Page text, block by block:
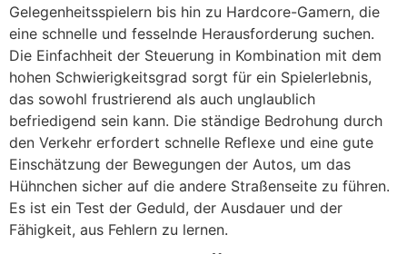
Gelegenheitsspielern bis hin zu Hardcore-Gamern, die
eine schnelle und fesselnde Herausforderung suchen.
Die Einfachheit der Steuerung in Kombination mit dem
hohen Schwierigkeitsgrad sorgt für ein Spielerlebnis,
das sowohl frustrierend als auch unglaublich
befriedigend sein kann. Die ständige Bedrohung durch
den Verkehr erfordert schnelle Reflexe und eine gute
Einschätzung der Bewegungen der Autos, um das
Hühnchen sicher auf die andere Straßenseite zu führen.
Es ist ein Test der Geduld, der Ausdauer und der
Fähigkeit, aus Fehlern zu lernen.